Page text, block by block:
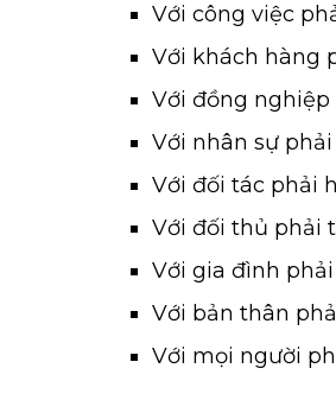
Với công việc
Với khách hàng
Với đồng
Với nhân sự
Với đối tác phải
Với đối thủ phải
Với gia đình
Với bản thân
Với mọi người